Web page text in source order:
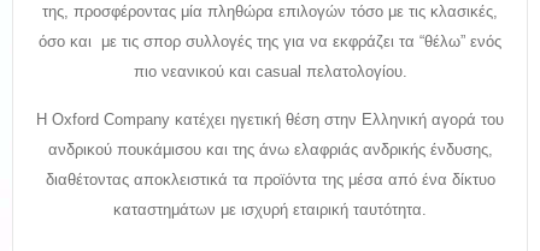
της, προσφέροντας μία πληθώρα επιλογών τόσο με τις κλασικές,
όσο και με τις σπορ συλλογές της για να εκφράζει τα “θέλω” ενός
πιο νεανικού και casual πελατολογίου.
Η Oxford Company κατέχει ηγετική θέση στην Ελληνική αγορά του
ανδρικού πουκάμισου και της άνω ελαφριάς ανδρικής ένδυσης,
διαθέτοντας αποκλειστικά τα προϊόντα της μέσα από ένα δίκτυο
καταστημάτων με ισχυρή εταιρική ταυτότητα.